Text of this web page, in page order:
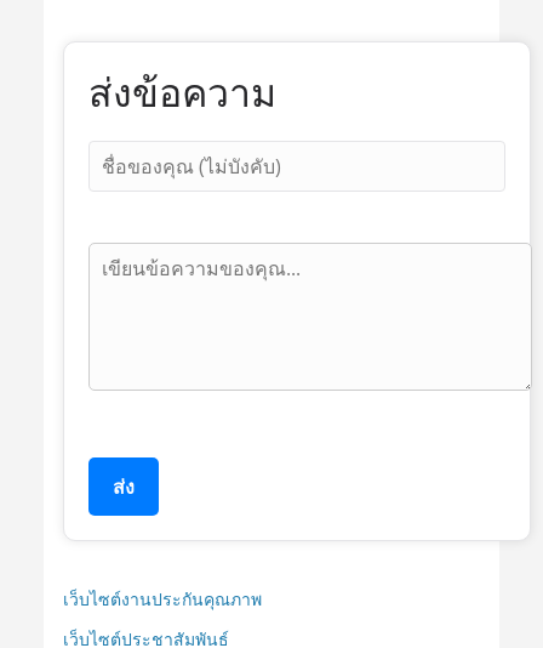
ส่งข้อความ
ส่ง
เว็บไซต์งานประกันคุณภาพ
เว็บไซต์ประชาสัมพันธ์